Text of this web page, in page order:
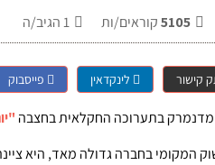
5105קוראים/ות 1הגיב/ה
קישור לינקדאין פייסבוק
מדנמרק בתערוכה החקלאית בחצבה
המקומי בחברה גדולה מאד, היא